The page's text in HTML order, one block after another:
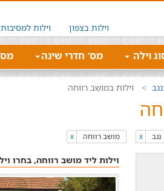
וילות בצפון וילות למסיבות
וילה מס' חדרי שינה
וילות במושב רווחה
x נגב x מושב רווחה
וילות ליד מושב רווחה, בחרו